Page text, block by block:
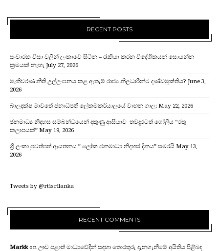
RECENT POSTS
සංචාරක වීසා වලින් ලංකාවේ සිටින – රැකියා කරන විදේශිකයන් සොයන්න
ක්‍රමයක් නැහැ July 27, 2026
මැතිවරණ නීති උල්ලංඝනය කළ ඇතැම් රාජ්‍ය නිලධාරීන්ට දණ්ඩමුක්තිය? June 3,
2026
බාලදක්ෂ මාවතේ ජනාධිපති ලේකම්කර්යාලයේ වාහන ගාල: May 22, 2026
ජනමාධ්‍ය නිදහස සම්බන්ධයෙන් දකුණු ආසියාව තවදුරටත් ගෝලීය “රතු
කලාපයක්” May 19, 2026
ශ්‍රී ලංකා පුවත්පත් ආයතනය ” ලෝක ජනමාධ්‍ය නිදහස් දිනය” සමරයි May 13,
2026
Tweets by @rtisrilanka
RECENT COMMENTS
Markkon ඌව පළාත් මාධ්‍යවේදීන් සඳහා තොරතුරු දැනගැනීමේ අයිතිය පිළිබඳ